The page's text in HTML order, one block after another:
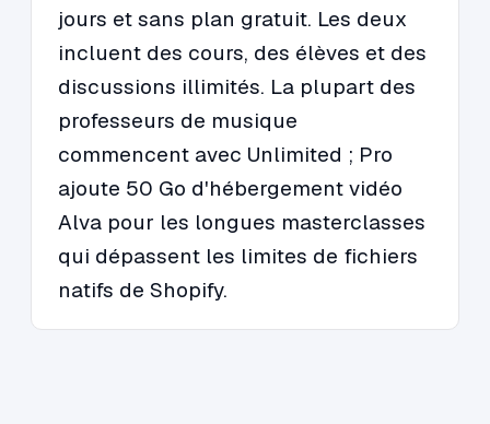
jours et sans plan gratuit. Les deux
incluent des cours, des élèves et des
discussions illimités. La plupart des
professeurs de musique
commencent avec Unlimited ; Pro
ajoute 50 Go d'hébergement vidéo
Alva pour les longues masterclasses
qui dépassent les limites de fichiers
natifs de Shopify.